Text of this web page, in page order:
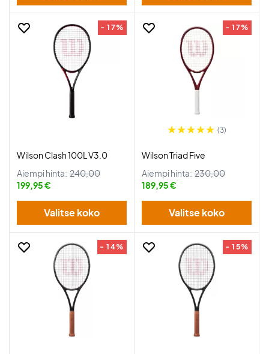
- 17%
Wilson Clash 100L V3.0
Aiempi hinta: 240,00
199,95 €
Valitse koko
- 17%
(3)
Wilson Triad Five
Aiempi hinta: 230,00
189,95 €
Valitse koko
- 14% - 15%